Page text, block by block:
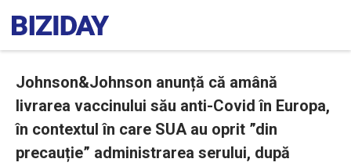
Johnson&Johnson anunță că amână
livrarea vaccinului său anti-Covid în Europa,
în contextul în care SUA au oprit ”din
precauție” administrarea serului, după